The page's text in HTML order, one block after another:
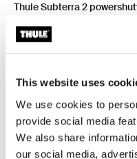
This website uses
We use cookies to
provide social media
We also share
our social media,
Thule Subterra 2
electrónicos Vetiver Gray
Toggle
Todas las